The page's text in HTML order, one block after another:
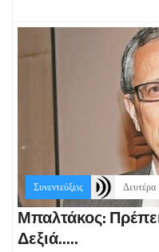
Συνεντεύξεις Δευτέρα
Μπαλτάκος:
Δεξιά.....